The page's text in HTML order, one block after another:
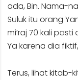
ada, Bin. Nama-
Suluk itu orang
mi’raj 70 kali
Ya karena dia
Terus, lihat kitab-